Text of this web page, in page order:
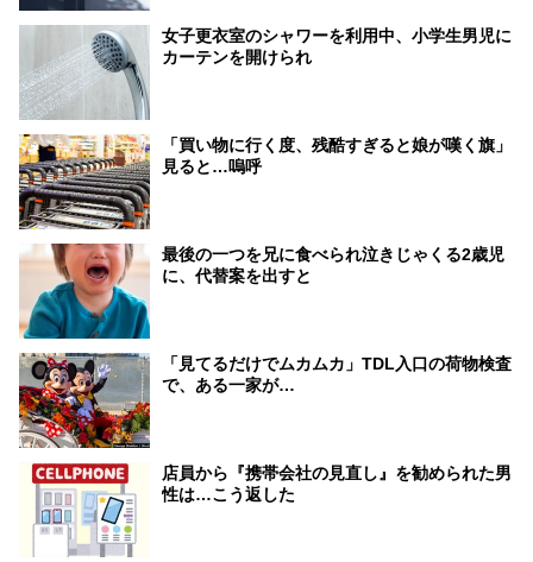
女子更衣室のシャワーを利用中、小学生男児に
カーテンを開けられ
「買い物に行く度、残酷すぎると娘が嘆く旗」
見ると…嗚呼
最後の一つを兄に食べられ泣きじゃくる2歳児
に、代替案を出すと
「見てるだけでムカムカ」TDL入口の荷物検査
で、ある一家が…
店員から『携帯会社の見直し』を勧められた男
性は…こう返した